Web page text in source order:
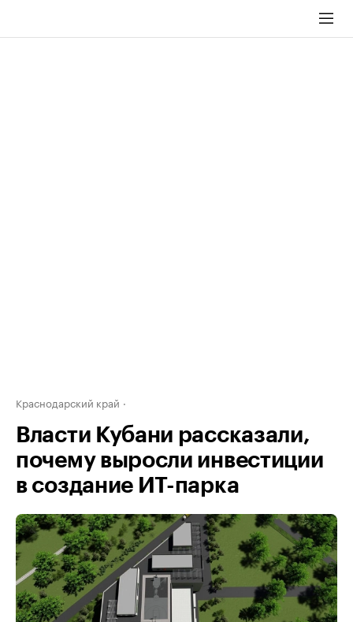
Краснодарский край
Власти Кубани рассказали,
почему выросли инвестиции
в создание ИТ-парка